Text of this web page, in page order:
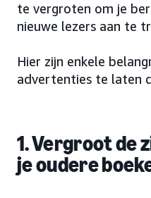
te vergroten om je
nieuwe lezers aan te
Hier zijn enkele
advertenties te laten
1. Vergroot de
je oudere